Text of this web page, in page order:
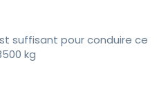
suffisant pour conduire ce
kg